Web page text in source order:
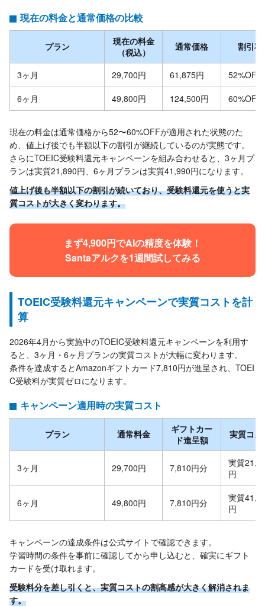
現在の料金と通常価格の比較
プラン
現在の料金
（税込）
通常価格 割引率
3ヶ月 29,700円 61,875円
52%OFF
6ヶ月
49,800円 124,500円 60%OFF
現在の料金は通常価格から52〜60%OFFが適用された状態のた
め、値上げ後でも半額以下の割引が継続しているのが実態です。
さらにTOEIC受験料還元キャンペーンを組み合わせると、3ヶ月プ
ランは実質21,890円、6ヶ月プランは実質41,990円になります。
値上げ後も半額以下の割引が続いており、受験料還元を使うと実
質コストが大きく変わります。
まず4,900円でAIの精度を体験！
Santaアルクを1週間試してみる
TOEIC受験料還元キャンペーンで実質コストを計
算
2026年4月から実施中のTOEIC受験料還元キャンペーンを利用す
ると、3ヶ月・6ヶ月プランの実質コストが大幅に変わります。
条件を達成するとAmazonギフトカード7,810円が進呈され、TOEI
C受験料が実質ゼロになります。
キャンペーン適用時の実質コスト
プラン 通常料金
ギフトカー
ド進呈額
実質コス
3ヶ月 29,700円 7,810円分
実質
円
6ヶ月 49,800円 7,810円分
実質
円
キャンペーンの達成条件は公式サイトで確認できます。
学習時間の条件を事前に確認してから申し込むと、確実にギフト
カードを受け取れます。
受験料分を差し引くと、実質コストの割高感が大きく解消されま
す。